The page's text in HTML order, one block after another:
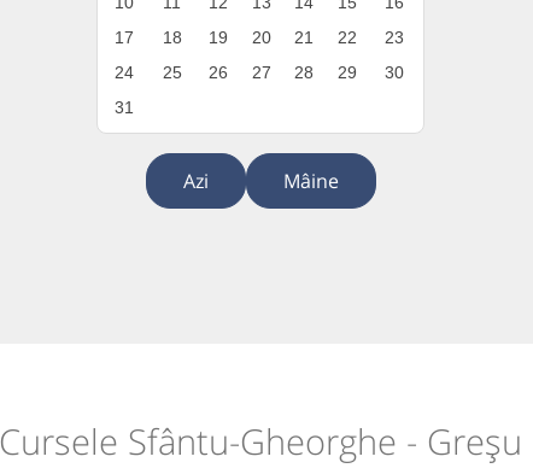
17
18 19 20 21 22
23
24
25 26 27 28 29
30
31
Azi Mâine
Cursele Sfântu-Gheorghe - Greșu